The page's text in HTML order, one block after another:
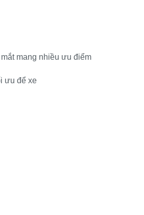
mang nhiều ưu điểm
ưu để xe